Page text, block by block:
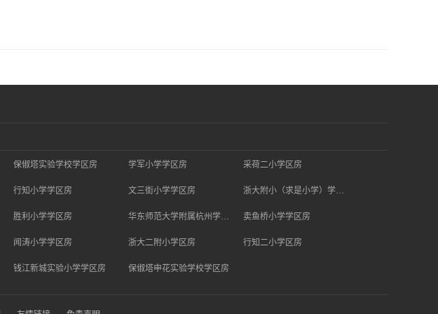
保俶塔实验学校学区房 学军小学学区房 采荷二小学区房
行知小学学区房 文三街小学学区房
胜利小学学区房 卖鱼桥小学学区房
闻涛小学学区房 浙大二附小学区房 行知二小学区房
钱江新城实验小学学区房 保俶塔申花实验学校学区房